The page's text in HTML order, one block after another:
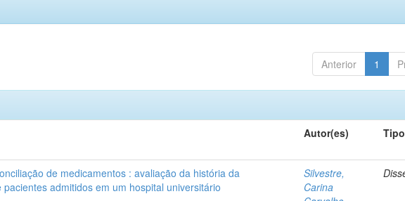
Anterior 1
Autor(es) Tipo
de medicamentos : avaliação da história da
admitidos em um hospital universitário
Silvestre,
Carina